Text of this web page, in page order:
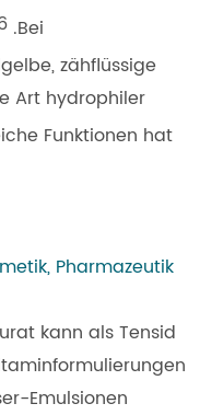
.Bei
zähflüssige
Art hydrophiler
Funktionen hat
Pharmazeutik
kann als Tensid
Emulsionen